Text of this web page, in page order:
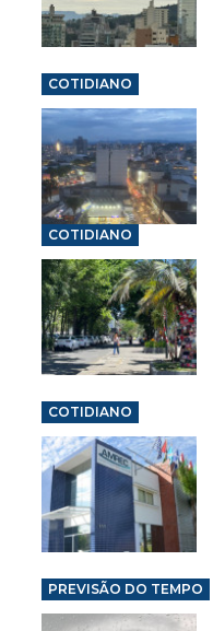
COTIDIANO
COTIDIANO
COTIDIANO
PREVISÃO DO TEMPO